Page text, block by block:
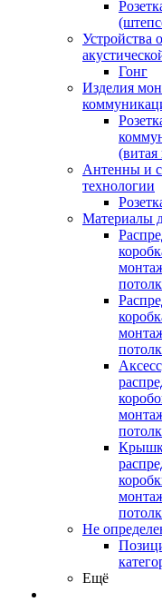
Устройства
Гонг
Изделия
(витая
Антенны и
технологии
Материалы
Не
Ещё